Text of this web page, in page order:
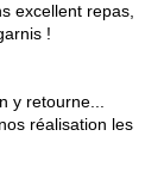
excellent repas,
!
y retourne...
réalisation les